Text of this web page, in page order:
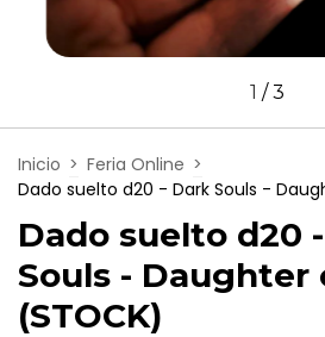
1 /3
Inicio > Feria Online >
Dado suelto d20 - Dark Souls -
Dado suelto d20
Souls - Daughter
(STOCK)